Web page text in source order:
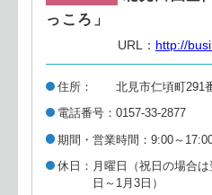
っころ」
URL： http://
住所
北見市仁頃町291
電話番号
0157-33-2877
期間・営業時間
9:00～
休日
月曜日（祝日の場合
日～1月3日）